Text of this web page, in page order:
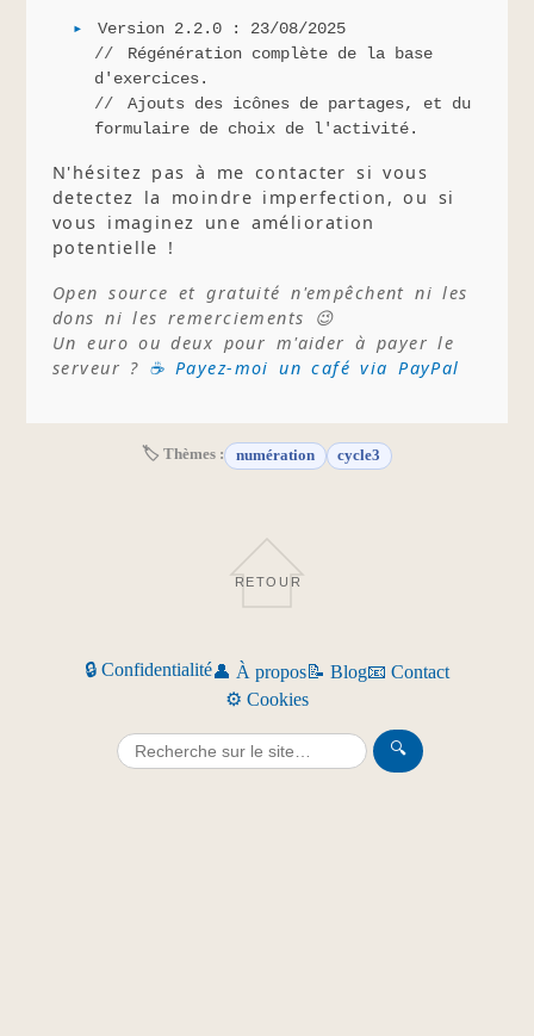
Version 2.2.0 : 23/08/2025
Régénération complète de la base
d'exercices.
Ajouts des icônes de partages, et du
formulaire de choix de l'activité.
N'hésitez pas à me contacter si vous
detectez la moindre imperfection, ou si
vous imaginez une amélioration
potentielle !
Open source et gratuité n'empêchent ni les
dons ni les remerciements 😉
Un euro ou deux pour m'aider à payer le
serveur ? ☕ Payez-moi un café via PayPal
🏷 Thèmes : numération cycle3
RETOUR
🔒 Confidentialité👤 À propos📝 Blog📧 Contact
⚙️ Cookies
🔍